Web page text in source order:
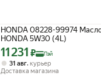
HONDA 08228-99974
HONDA 5W30 (4L)
Цена с картой Яндекс Пэй
11 231 ₽ Пэй
31 авг, курьер
Доставка магазина